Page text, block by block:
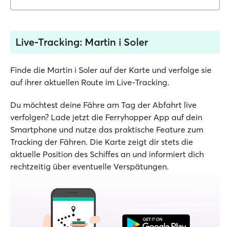
Live-Tracking: Martin i Soler
Finde die Martin i Soler auf der Karte und verfolge sie
auf ihrer aktuellen Route im Live-Tracking.
Du möchtest deine Fähre am Tag der Abfahrt live
verfolgen? Lade jetzt die Ferryhopper App auf dein
Smartphone und nutze das praktische Feature zum
Tracking der Fähren. Die Karte zeigt dir stets die
aktuelle Position des Schiffes an und informiert dich
rechtzeitig über eventuelle Verspätungen.